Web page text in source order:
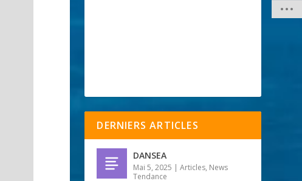
DERNIERS ARTICLES
DANSEA
Mai 5, 2025 |Articles, News
Tendance